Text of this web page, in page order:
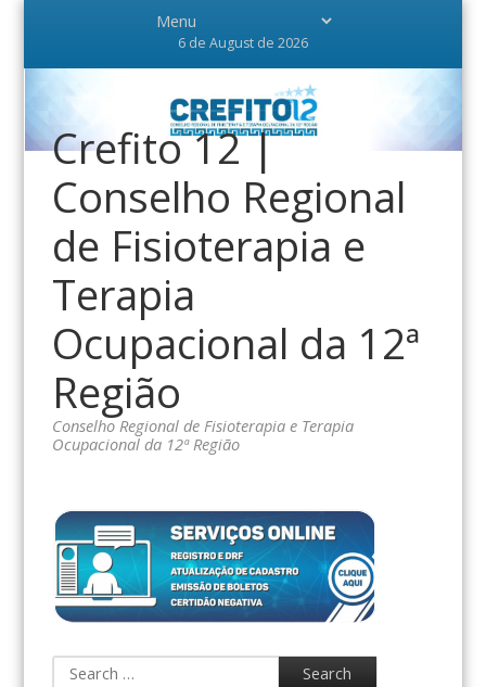
6 de August de 2026
Crefito 12 |
Conselho Regional
de Fisioterapia e
Terapia
Ocupacional da 12ª
Região
Conselho Regional de Fisioterapia e Terapia
Ocupacional da 12ª Região